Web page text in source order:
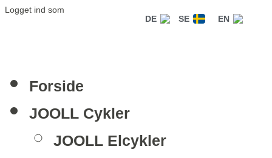
Logget ind som
Forside
JOOLL Cykler
JOOLL Elcykler
DE SE EN